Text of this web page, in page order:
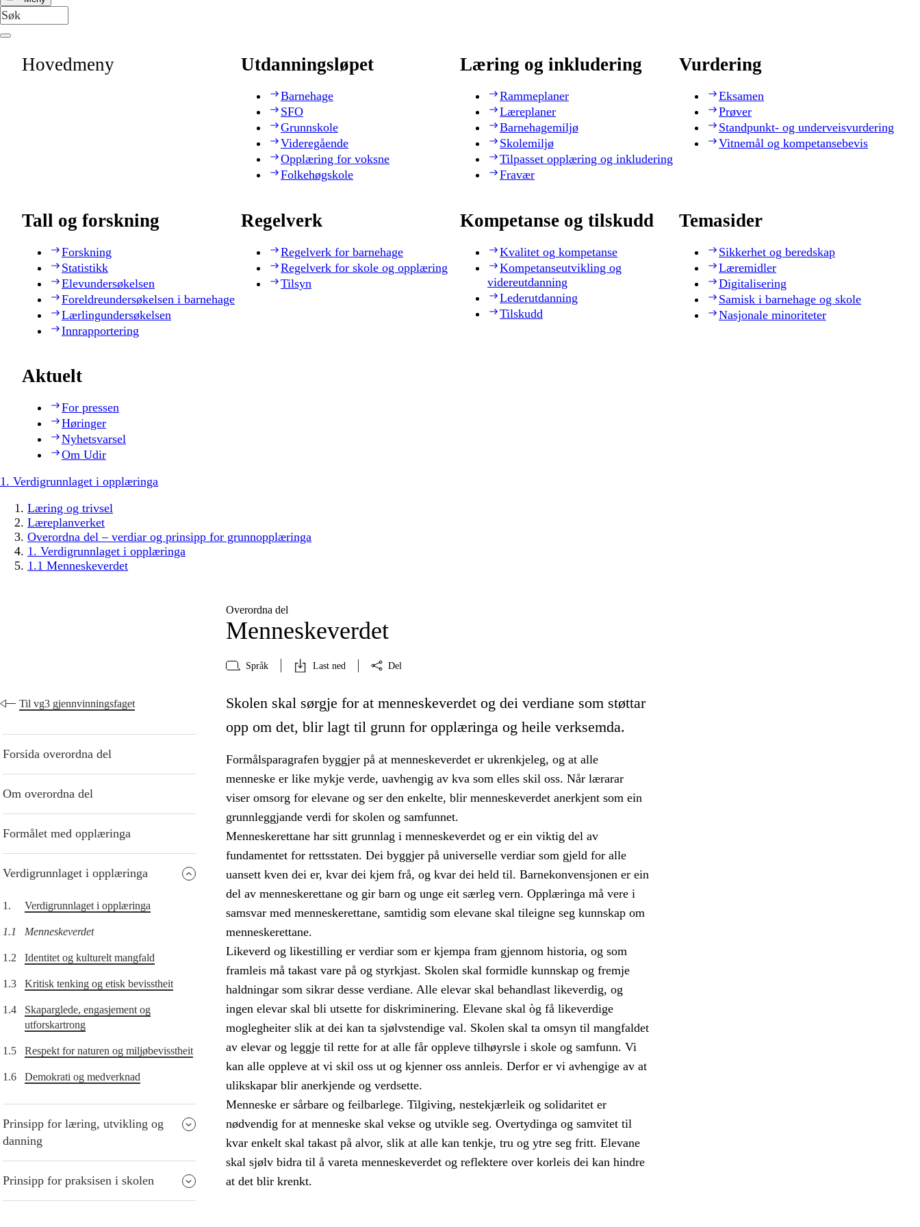
Hovedmeny Utdanningsløpet
Barnehage
SFO
Grunnskole
Videregående
Opplæring for voksne
Folkehøgskole
Læring og inkludering
Rammeplaner
Læreplaner
Barnehagemiljø
Skolemiljø
Tilpasset opplæring og inkludering
Fravær
Vurdering
Eksamen
Prøver
Standpunkt- og underveisvurdering
Vitnemål og kompetansebevis
Tall og forskning
Forskning
Statistikk
Elevundersøkelsen
Foreldreundersøkelsen i barnehage
Lærlingundersøkelsen
Innrapportering
Regelverk
Regelverk for barnehage
Regelverk for skole og opplæring
Tilsyn
Kompetanse og tilskudd
Kvalitet og kompetanse
Kompetanseutvikling og
videreutdanning
Lederutdanning
Tilskudd
Temasider
Sikkerhet og beredskap
Læremidler
Digitalisering
Samisk i barnehage og skole
Nasjonale minoriteter
Aktuelt
For pressen
Høringer
Nyhetsvarsel
Om Udir
1. Verdigrunnlaget i opplæringa
Læring og trivsel
Læreplanverket
Overordna del – verdiar og prinsipp for grunnopplæringa
1. Verdigrunnlaget i opplæringa
1.1 Menneskeverdet
Overordna del
Menneskeverdet
Språk Last ned Del
Til vg3 gjennvinningsfaget
Forsida overordna del
Om overordna del
Formålet med opplæringa
Verdigrunnlaget i opplæringa
1. Verdigrunnlaget i opplæringa
1.1 Menneskeverdet
1.2 Identitet og kulturelt mangfald
1.3 Kritisk tenking og etisk bevisstheit
1.4
Skaparglede, engasjement og
utforskartrong
1.5 Respekt for naturen og miljøbevisstheit
1.6 Demokrati og medverknad
Prinsipp for læring, utvikling og
danning
Prinsipp for praksisen i skolen
Skolen skal sørgje for at menneskeverdet og dei verdiane som støttar
opp om det, blir lagt til grunn for opplæringa og heile verksemda.
Formålsparagrafen byggjer på at menneskeverdet er ukrenkjeleg, og at alle
menneske er like mykje verde, uavhengig av kva som elles skil oss. Når lærarar
viser omsorg for elevane og ser den enkelte, blir menneskeverdet anerkjent som ein
grunnleggjande verdi for skolen og samfunnet.
Menneskerettane har sitt grunnlag i menneskeverdet og er ein viktig del av
fundamentet for rettsstaten. Dei byggjer på universelle verdiar som gjeld for alle
uansett kven dei er, kvar dei kjem frå, og kvar dei held til. Barnekonvensjonen er ein
del av menneskerettane og gir barn og unge eit særleg vern. Opplæringa må vere i
samsvar med menneskerettane, samtidig som elevane skal tileigne seg kunnskap om
menneskerettane.
Likeverd og likestilling er verdiar som er kjempa fram gjennom historia, og som
framleis må takast vare på og styrkjast. Skolen skal formidle kunnskap og fremje
haldningar som sikrar desse verdiane. Alle elevar skal behandlast likeverdig, og
ingen elevar skal bli utsette for diskriminering. Elevane skal òg få likeverdige
moglegheiter slik at dei kan ta sjølvstendige val. Skolen skal ta omsyn til mangfaldet
av elevar og leggje til rette for at alle får oppleve tilhøyrsle i skole og samfunn. Vi
kan alle oppleve at vi skil oss ut og kjenner oss annleis. Derfor er vi avhengige av at
ulikskapar blir anerkjende og verdsette.
Menneske er sårbare og feilbarlege. Tilgiving, nestekjærleik og solidaritet er
nødvendig for at menneske skal vekse og utvikle seg. Overtydinga og samvitet til
kvar enkelt skal takast på alvor, slik at alle kan tenkje, tru og ytre seg fritt. Elevane
skal sjølv bidra til å vareta menneskeverdet og reflektere over korleis dei kan hindre
at det blir krenkt.